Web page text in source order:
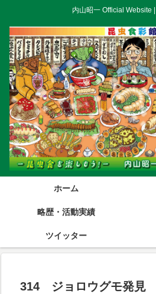
内山昭一 Official Website
ホーム
略歴・活動実績
ツイッター
314 ジョロウグモ発見